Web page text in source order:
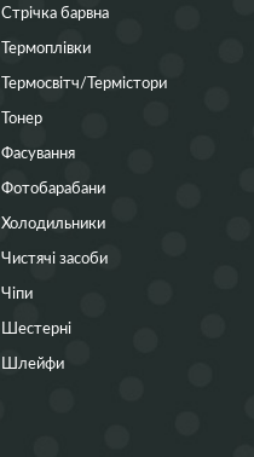
Стрічка барвна
Термоплівки
Термосвітч/Термістори
Тонер
Фасування
Фотобарабани
Холодильники
Чистячі засоби
Чіпи
Шестерні
Шлейфи